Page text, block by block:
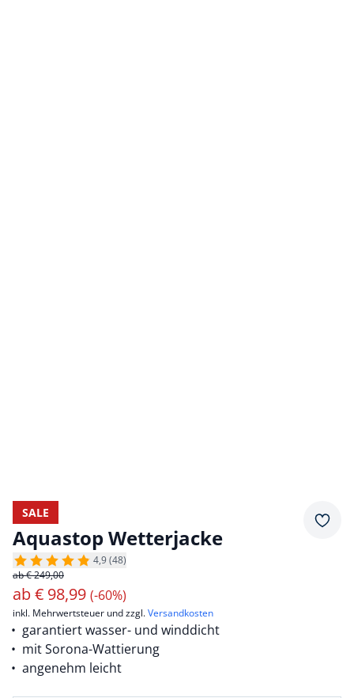
SALE
Aquastop Wetterjacke
4,9 (48)
ab € 249,00
ab€ 98,99 (-60%)
inkl. Mehrwertsteuer und zzgl.Versandkosten
garantiert wasser- und winddicht
mit Sorona-Wattierung
angenehm leicht